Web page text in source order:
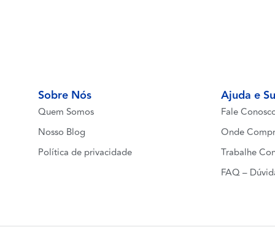
Sobre Nós
Quem Somos
Nosso Blog
Política de privacidade
Ajuda e
Fale
Onde
Trabalhe
FAQ –